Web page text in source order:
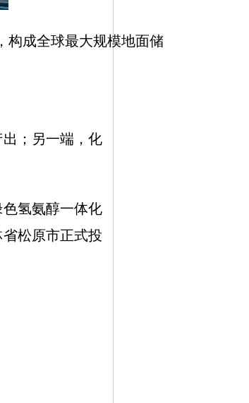
成全球最大规模地面储
；另一端，化
氢氨醇一体化
松原市正式投